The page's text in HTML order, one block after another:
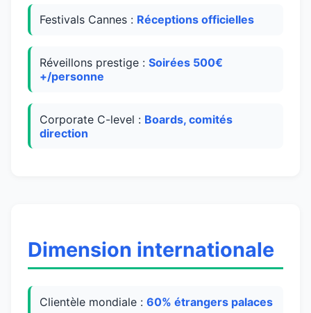
Festivals Cannes : Réceptions officielles
Réveillons prestige : Soirées 500€
+/personne
Corporate C-level : Boards, comités
direction
Dimension internationale
Clientèle mondiale : 60% étrangers palaces